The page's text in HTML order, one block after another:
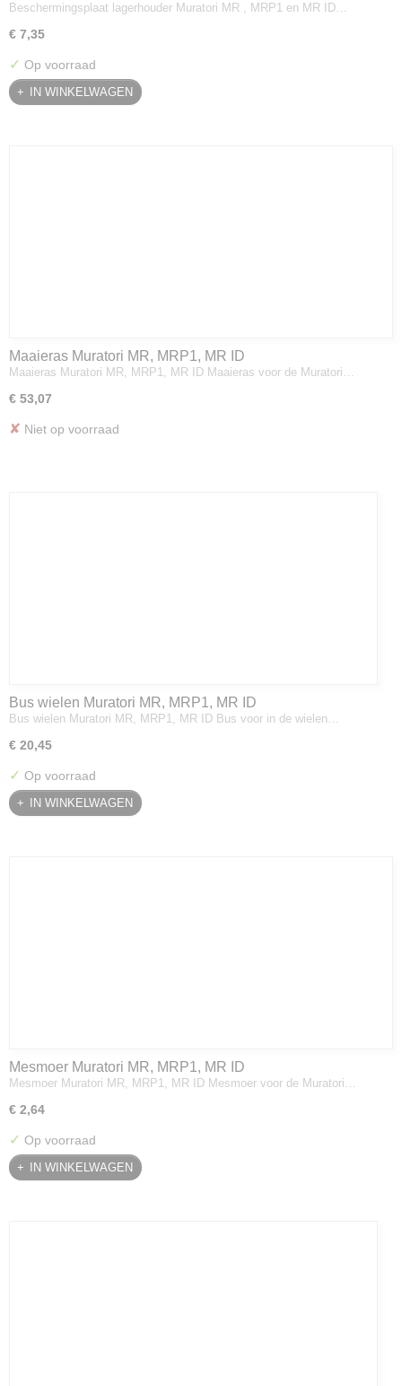
MR ID
Beschermingsplaat lagerhouder Muratori MR , MRP1 en MR ID…
€ 7,35
✓ Op voorraad
IN WINKELWAGEN
Maaieras Muratori MR, MRP1, MR ID
Maaieras Muratori MR, MRP1, MR ID Maaieras voor de Muratori…
€ 53,07
✘ Niet op voorraad
Bus wielen Muratori MR, MRP1, MR ID
Bus wielen Muratori MR, MRP1, MR ID Bus voor in de wielen…
€ 20,45
✓ Op voorraad
IN WINKELWAGEN
Mesmoer Muratori MR, MRP1, MR ID
Mesmoer Muratori MR, MRP1, MR ID Mesmoer voor de Muratori…
€ 2,64
✓ Op voorraad
IN WINKELWAGEN